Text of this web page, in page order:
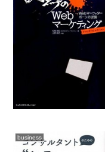
business